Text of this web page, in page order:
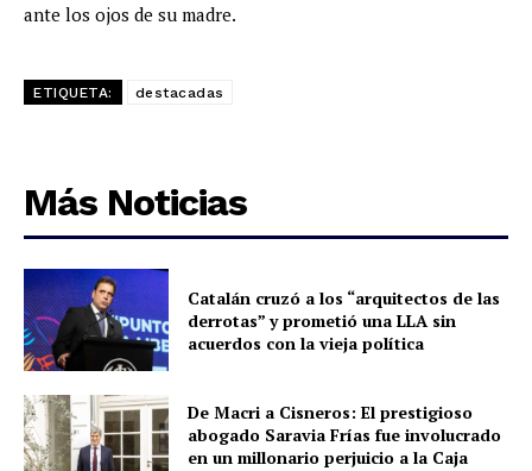
ante los ojos de su madre.
ETIQUETA: destacadas
Más Noticias
Catalán cruzó a los “arquitectos de las
derrotas” y prometió una LLA sin
acuerdos con la vieja política
De Macri a Cisneros: El prestigioso
abogado Saravia Frías fue involucrado
en un millonario perjuicio a la Caja